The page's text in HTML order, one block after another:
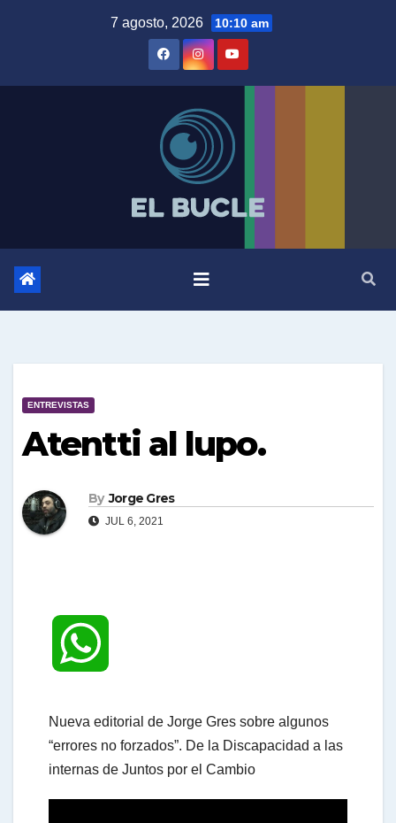
7 agosto, 2026 10:10 am
ENTREVISTAS
Atentti al lupo.
By Jorge Gres
JUL 6, 2021
Nueva editorial de Jorge Gres sobre algunos
“errores no forzados”. De la Discapacidad a las
internas de Juntos por el Cambio